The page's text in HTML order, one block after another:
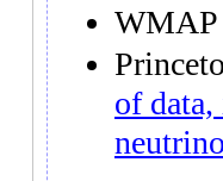
WMAP
of